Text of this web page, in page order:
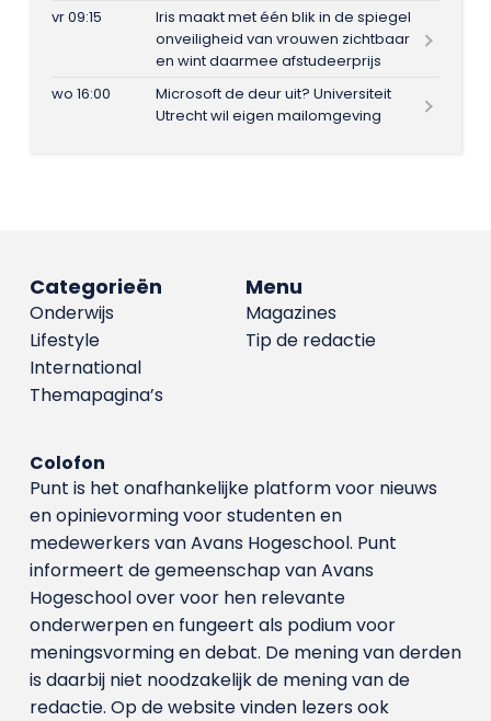
vr 09:15
Iris maakt met één blik in de spiegel
onveiligheid van vrouwen zichtbaar
en wint daarmee afstudeerprijs
wo 16:00
Microsoft de deur uit? Universiteit
Utrecht wil eigen mailomgeving
Menu
Magazines
Tip de redactie
Categorieën
Onderwijs
Lifestyle
International
Themapagina’s
Colofon
Punt is het onafhankelijke platform voor nieuws
en opinievorming voor studenten en
medewerkers van Avans Hoge­school. Punt
informeert de gemeenschap van Avans
Hogeschool over voor hen relevante
onderwerpen en fungeert als podium voor
meningsvorming en debat. De mening van derden
is daarbij niet noodzakelijk de mening van de
redactie. Op de website vinden lezers ook